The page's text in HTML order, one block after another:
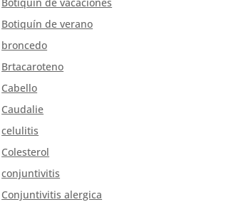
Botiquín de verano
broncedo
Brtacaroteno
Cabello
Caudalie
celulitis
Colesterol
conjuntivitis
Conjuntivitis alergica